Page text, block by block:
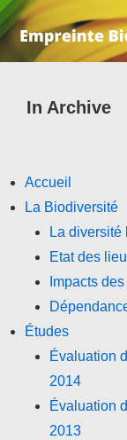
In Archive
Accueil
La Biodiversité
La
Etat des
Impacts
Études
Évaluation
2014
Évaluation
2013